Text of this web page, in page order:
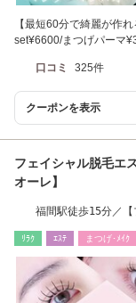
【最短60分で綺麗が作
set¥6600/まつげパーマ
口コミ 325件
クーポンを表示
フェイシャル脱毛エ
オーレ】
福間駅徒歩15分／
ﾘﾗｸ ｴｽﾃ まつげ･ﾒｲｸ